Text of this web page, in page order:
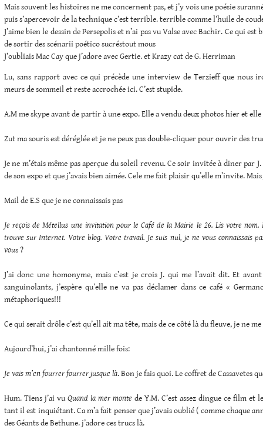
Mais souvent les histoires ne me concernent pas, et j’y vois une poésie
puis s’apercevoir de la technique c’est terrible. terrible comme l’huile de
J’aime bien le dessin de Persepolis et n’ai pas vu Valse avec Bachir. Ce qui est
de sortir des scénarii poético sucréstout mous
J’oubliais Mac Cay que j’adore avec Gertie. et Krazy cat de G. Herriman
Lu, sans rapport avec ce qui précède une interview de Terzieff que nous
meurs de sommeil et reste accrochée ici. C’est stupide.
A.M me skype avant de partir à une expo. Elle a vendu deux photos hier et
Zut ma souris est déréglée et je ne peux pas double-cliquer pour ouvrir des
Je ne m’étais même pas aperçue du soleil revenu. Ce soir invitée à diner par
de son expo et que j’avais bien aimée. Cele me fait plaisir qu’elle m’invite.
Mail de E.S que je ne connaissais pas
Je reçois de Métellus une invitation pour le Café de la Mairie le 26. Lis votre
trouve sur Internet. Votre blog. Votre travail. Je suis nul, je ne vous connaissais
vous ?
J’ai donc une homonyme, mais c’est je crois J. qui me l’avait dit. Et
sanguinolants, j’espère qu’elle ne va pas déclamer dans ce café «
métaphoriques!!!
Ce qui serait drôle c’est qu’ell ait ma tête, mais de ce côté là du fleuve, je ne
Aujourd’hui, j’ai chantonné mille fois:
Je vais m’en fourrer fourrer jusque là. Bon je fais quoi. Le coffret de Cassavetes
Hum. Tiens j’ai vu Quand la mer monte de Y.M. C’est assez dingue ce film et
tant il est inquiétant. Ca m’a fait penser que j’avais oublié ( comme chaque
des Géants de Bethune. j’adore ces trucs là.